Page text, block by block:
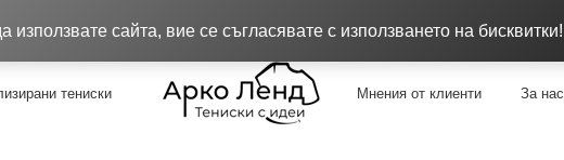
тениски Мнения от клиенти За нас
използвате сайта, вие се съгласявате с използването на бисквитки!